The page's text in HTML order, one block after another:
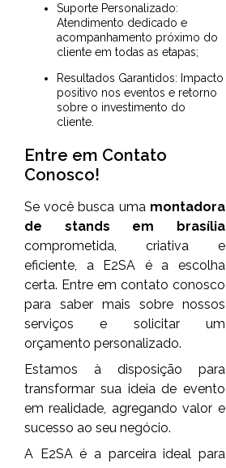
Suporte Personalizado:
Atendimento dedicado e
acompanhamento próximo do
cliente em todas as etapas;
Resultados Garantidos: Impacto
positivo nos eventos e retorno
sobre o investimento do
cliente.
Entre em Contato
Conosco!
Se você busca uma montadora
de stands em brasília
comprometida, criativa e
eficiente, a E2SA é a escolha
certa. Entre em contato conosco
para saber mais sobre nossos
serviços e solicitar um
orçamento personalizado.
Estamos à disposição para
transformar sua ideia de evento
em realidade, agregando valor e
sucesso ao seu negócio.
A E2SA é a parceira ideal para